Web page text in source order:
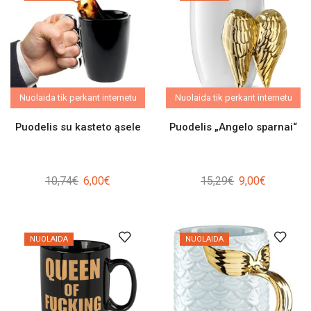
Nuolaida tik perkant internetu
Puodelis su kasteto ąsele
10,74€ Original
6,00€
6,00€.
Nuolaida tik perkant internetu
Puodelis „Angelo sparnai“
15,29€ Original
15,29€.
9,00€
9,00€.
NUOLAIDA NUOLAIDA